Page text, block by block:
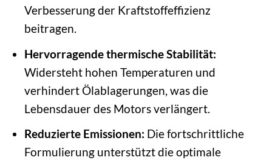
Verbesserung der Kraftstoffeffizienz
beitragen.
Hervorragende thermische Stabilität:
Widersteht hohen Temperaturen und
verhindert Ölablagerungen, was die
Lebensdauer des Motors verlängert.
Reduzierte Emissionen: Die fortschrittliche
Formulierung unterstützt die optimale